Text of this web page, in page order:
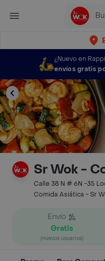
¿Nuevo en
envíos gratis
Sr Wok -
Calle 38 N # 6N -35
Comida Asiática - Sr
Envío
Gratis
(nuevos usuarios)